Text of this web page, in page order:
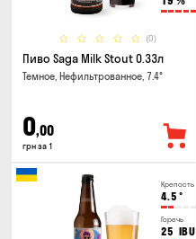
(0)
Пиво Saga Milk Stout 0.33л
Темное, Нефильтрованное, 7.4°
0,00
грн за 1
Крепость
4.5 °
Горечь
25 IBU